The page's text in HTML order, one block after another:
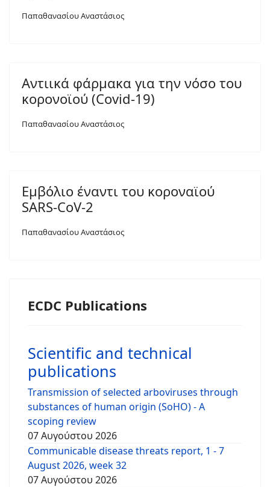
Παπαθανασίου Αναστάσιος
Αντιικά φάρμακα για την νόσο του
κορονοϊού (Covid-19)
Παπαθανασίου Αναστάσιος
Εμβόλιο έναντι του κοροναϊού
SARS-CoV-2
Παπαθανασίου Αναστάσιος
ECDC Publications
Scientific and technical
publications
Transmission of selected arboviruses through
substances of human origin (SoHO) - A
scoping review
07 Αυγούστου 2026
Communicable disease threats report, 1 - 7
August 2026, week 32
07 Αυγούστου 2026